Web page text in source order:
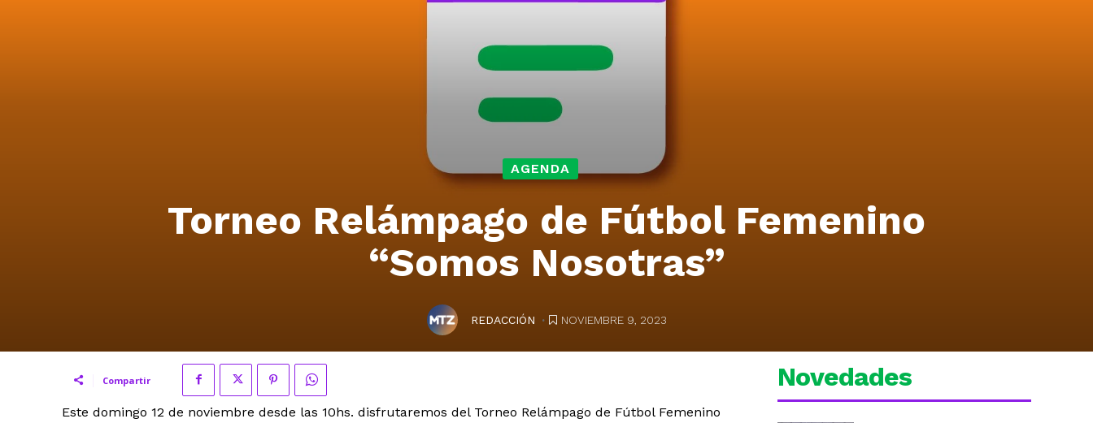
AGENDA
Torneo Relámpago de Fútbol Femenino
“Somos Nosotras”
REDACCIÓN . NOVIEMBRE 9, 2023
Compartir
Este domingo 12 de noviembre desde las 10hs. disfrutaremos del Torneo Relámpago de Fútbol Femenino
Novedades